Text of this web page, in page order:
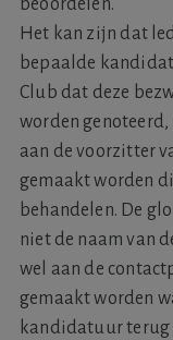
beoordelen.
Het kan zijn dat
bepaalde
Club dat deze
worden
aan de voorzitter
gemaakt worden
behandelen. De
niet de naam van
wel aan de
gemaakt worden
kandidatuur terug